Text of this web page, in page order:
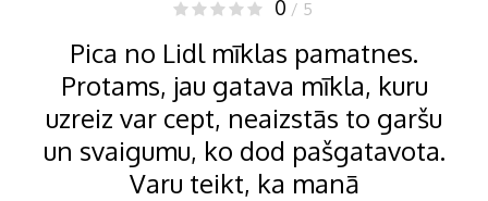
0 / 5
Pica no Lidl mīklas pamatnes.
Protams, jau gatava mīkla, kuru
uzreiz var cept, neaizstās to garšu
un svaigumu, ko dod pašgatavota.
Varu teikt, ka manā